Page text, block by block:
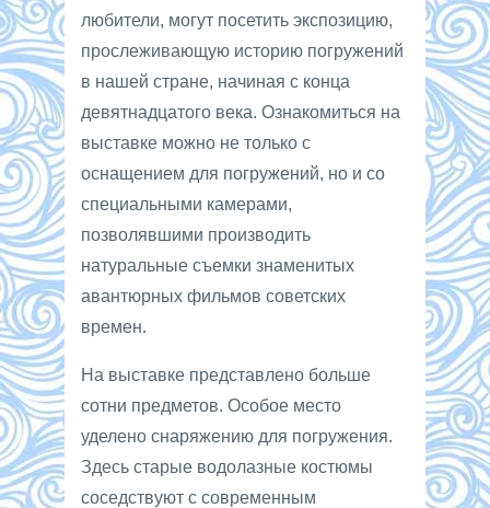
любители, могут посетить экспозицию,
прослеживающую историю погружений
в нашей стране, начиная с конца
девятнадцатого века. Ознакомиться на
выставке можно не только с
оснащением для погружений, но и со
специальными камерами,
позволявшими производить
натуральные съемки знаменитых
авантюрных фильмов советских
времен.
На выставке представлено больше
сотни предметов. Особое место
уделено снаряжению для погружения.
Здесь старые водолазные костюмы
соседствуют с современным